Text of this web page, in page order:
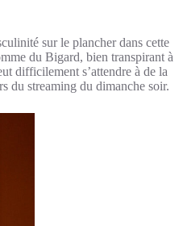
sur le plancher dans cette
du Bigard, bien transpirant à
difficilement s’attendre à de la
du streaming du dimanche soir.